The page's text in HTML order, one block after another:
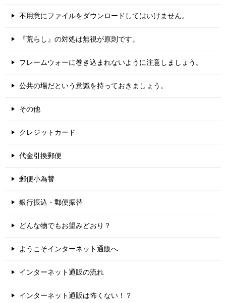
不用意にファイルをダウンロードしてはいけません。
『荒らし』の対処は無視が原則です。
フレームウォーに巻き込まれないように注意しましょう。
公共の場だという意識を持っておきましょう。
その他
クレジットカード
代金引換郵便
郵便小為替
銀行振込・郵便振替
どんな物でもお望みどおり？
ようこそインターネット通販へ
インターネット通販の流れ
インターネット通販は怖くない！？